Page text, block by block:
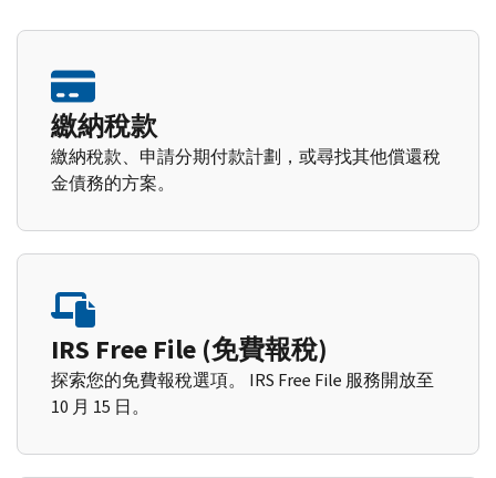
繳納稅款
繳納稅款、申請分期付款計劃，或尋找其他償還稅
金債務的方案。
IRS Free File (免費報稅)
探索您的免費報稅選項。 IRS Free File 服務開放至
10 月 15 日。